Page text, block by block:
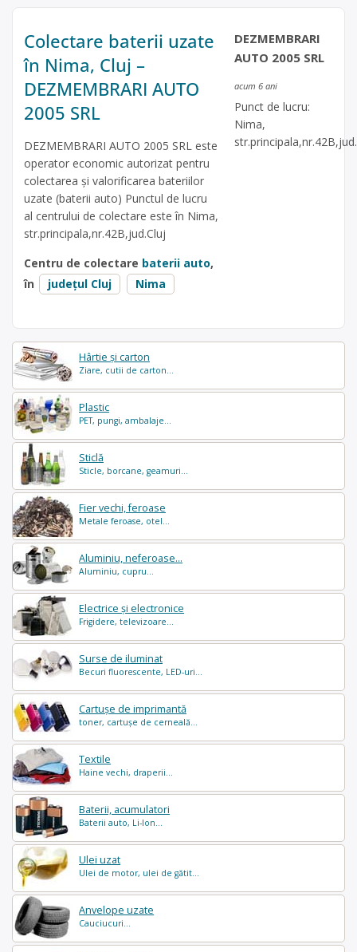
Hârtie și carton
Ziare, cutii de carton...
Plastic
PET, pungi, ambalaje...
Sticlă
Sticle, borcane, geamuri...
Fier vechi, feroase
Metale feroase, otel...
Aluminiu, neferoase...
Aluminiu, cupru...
Electrice și electronice
Frigidere, televizoare...
Surse de iluminat
Becuri fluorescente, LED-uri...
Cartușe de imprimantă
toner, cartușe de cerneală...
Textile
Haine vechi, draperii...
Baterii, acumulatori
Baterii auto, Li-Ion...
Ulei uzat
Ulei de motor, ulei de gătit...
Anvelope uzate
Cauciucuri...
Colectare baterii uzate
în Nima, Cluj –
DEZMEMBRARI AUTO
2005 SRL
DEZMEMBRARI AUTO 2005 SRL este
operator economic autorizat pentru
colectarea și valorificarea bateriilor
uzate (baterii auto) Punctul de lucru
al centrului de colectare este în Nima,
str.principala,nr.42B,jud.Cluj
Centru de colectare baterii auto,
în
județul Cluj Nima
DEZMEMBRARI
AUTO 2005 SRL
acum 6 ani
Punct de lucru:
Nima,